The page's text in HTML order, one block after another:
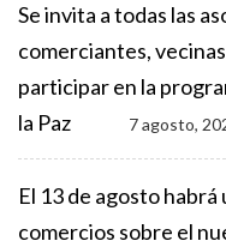
Se invita a todas las
comerciantes,
participar en la
la Paz
7 agosto,
El 13 de agosto
comercios sobre el